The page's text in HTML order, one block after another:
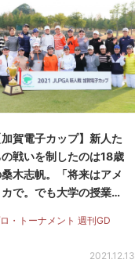
加賀電子カップ】新人た
の戦いを制したのは18歳
木志帆。「将来はアメ
カで。でも大学の授業に
・トーナメント 週刊GD
2021.12.13